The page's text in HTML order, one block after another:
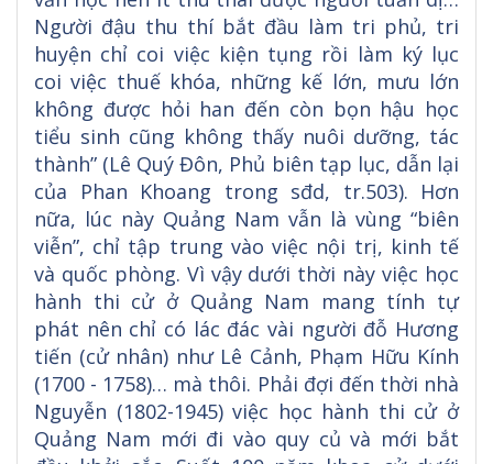
Người đậu thu thí bắt đầu làm tri phủ, tri
huyện chỉ coi việc kiện tụng rồi làm ký lục
coi việc thuế khóa, những kế lớn, mưu lớn
không được hỏi han đến còn bọn hậu học
tiểu sinh cũng không thấy nuôi dưỡng, tác
thành” (Lê Quý Đôn, Phủ biên tạp lục, dẫn lại
của Phan Khoang trong sđd, tr.503). Hơn
nữa, lúc này Quảng Nam vẫn là vùng “biên
viễn”, chỉ tập trung vào việc nội trị, kinh tế
và quốc phòng. Vì vậy dưới thời này việc học
hành thi cử ở Quảng Nam mang tính tự
phát nên chỉ có lác đác vài người đỗ Hương
tiến (cử nhân) như Lê Cảnh, Phạm Hữu Kính
(1700 - 1758)… mà thôi. Phải đợi đến thời nhà
Nguyễn (1802-1945) việc học hành thi cử ở
Quảng Nam mới đi vào quy củ và mới bắt